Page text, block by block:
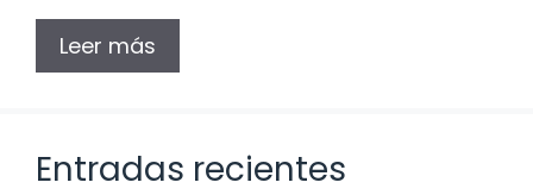
Leer más
Entradas recientes